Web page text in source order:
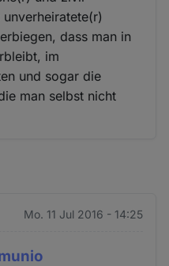
dass man in
im
und sogar die
man selbst nicht
Mo. 11 Jul 2016 - 14:25